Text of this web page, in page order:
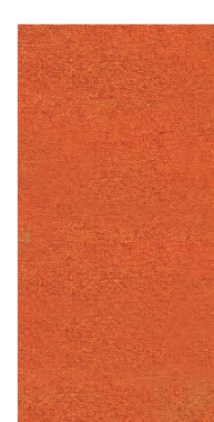
TEXTIL
WORKSHOPS
SPECIALS
WERKZEUGE